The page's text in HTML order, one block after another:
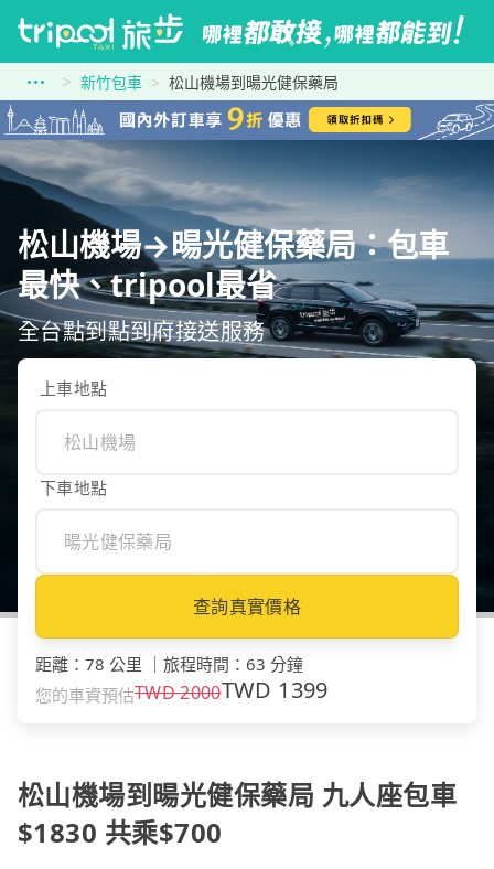
新竹包車 松山機場到暘光健保藥局
松山機場→暘光健保藥局：包車
最快、tripool最省
全台點到點到府接送服務
上車地點
下車地點
查詢真實價格
距離 ： 78 公里 旅程時間 ： 63 分鐘
您的車資預估TWD2000TWD 1399
松山機場到暘光健保藥局 九人座包車
$1830 共乘$700